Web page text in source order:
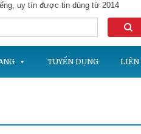
uy tín được tin dùng từ 2014
TUYỂN DỤNG LIÊN